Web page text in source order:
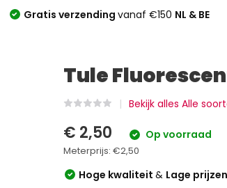
Gratis verzending vanaf €150 NL & BE
Tule
Bekijk alles Alle
€ 2,50 Op voorraad
Meterprijs:€2,50
Hoge kwaliteit& Lage prijzen